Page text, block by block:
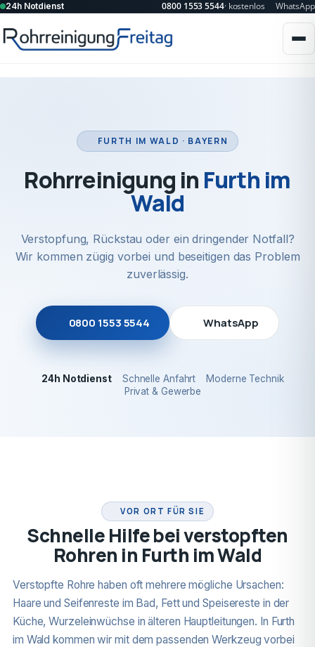
24h Notdienst 0800 1553 5544· kostenlos WhatsApp
FURTH IM WALD · BAYERN
Rohrreinigung in Furth im
Wald
Verstopfung, Rückstau oder ein dringender Notfall?
Wir kommen zügig vorbei und beseitigen das Problem
zuverlässig.
0800 1553 5544 WhatsApp
24h Notdienst Schnelle Anfahrt
Moderne Technik
Privat & Gewerbe
VOR ORT FÜR SIE
Schnelle Hilfe bei verstopften
Rohren in Furth im Wald
Verstopfte Rohre haben oft mehrere mögliche Ursachen:
Haare und Seifenreste im Bad, Fett und Speisereste in der
Küche, Wurzeleinwüchse in älteren Hauptleitungen. In Furth
im Wald kommen wir mit dem passenden Werkzeug vorbei